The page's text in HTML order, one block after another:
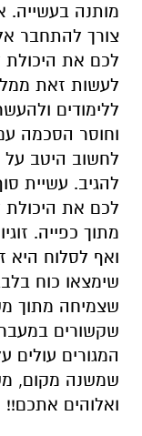
מותנה בעשייה.
צורך להתחבר
לכם את
לעשות זאת
ללימודים
וחוסר הסכמה
לחשוב היטב על
להגיב. עשיית
לכם את היכולת
מתוך כפייה.
ואף לסלוח היא
שימצאו כוח
שצמיחה מתוך
שקשורים במעבר
המגורים
שמשנה מקום,
ואלוהים אתכם!!